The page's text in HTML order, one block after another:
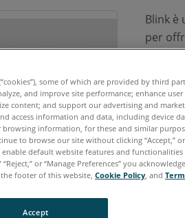
Blink è
per
a
punti
dal
flussi
avanti
some of which are provided by third
and improve site performance; enhance user
content; and support our advertising and
access information and data, including device
information, for these and similar
to browse our site without clicking “Accept,”
enable default website features and
or “Manage Preferences” you
footer of this website, Cookie Policy , and
Accept